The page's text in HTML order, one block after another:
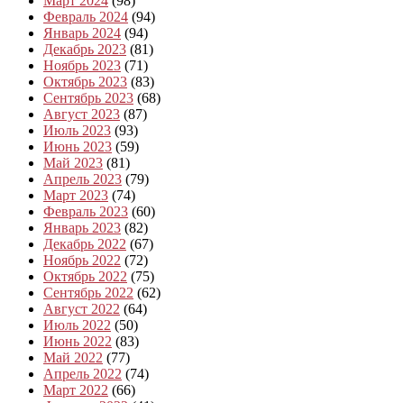
Февраль 2024 (94)
Январь 2024 (94)
Декабрь 2023 (81)
Ноябрь 2023 (71)
Октябрь 2023 (83)
Сентябрь 2023 (68)
Август 2023 (87)
Июль 2023 (93)
Июнь 2023 (59)
Май 2023 (81)
Апрель 2023 (79)
Март 2023 (74)
Февраль 2023 (60)
Январь 2023 (82)
Декабрь 2022 (67)
Ноябрь 2022 (72)
Октябрь 2022 (75)
Сентябрь 2022 (62)
Август 2022 (64)
Июль 2022 (50)
Июнь 2022 (83)
Май 2022 (77)
Апрель 2022 (74)
Март 2022 (66)